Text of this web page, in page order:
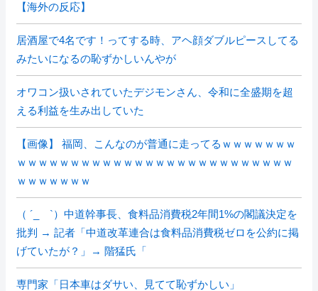
【海外の反応】
居酒屋で4名です！ってする時、アヘ顔ダブルピースしてる
みたいになるの恥ずかしいんやが
オワコン扱いされていたデジモンさん、令和に全盛期を超
える利益を生み出していた
【画像】 福岡、こんなのが普通に走ってるｗｗｗｗｗｗｗ
ｗｗｗｗｗｗｗｗｗｗｗｗｗｗｗｗｗｗｗｗｗｗｗｗｗｗ
ｗｗｗｗｗｗｗ
（ ´_ゝ`）中道幹事長、食料品消費税2年間1%の閣議決定を
批判 → 記者「中道改革連合は食料品消費税ゼロを公約に掲
げていたが？」→ 階猛氏「
専門家「日本車はダサい、見てて恥ずかしい」